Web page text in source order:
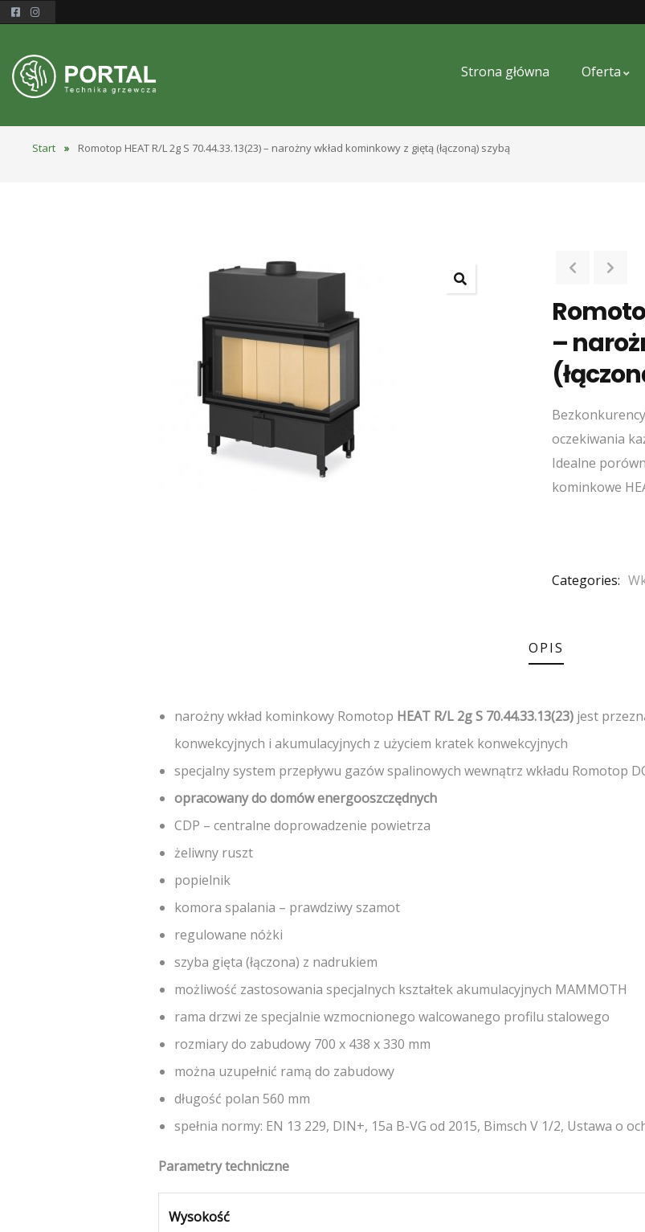
Strona główna Oferta
Start » Romotop HEAT R/L 2g S 70.44.33.13(23) – narożny wkład kominkowy z giętą (łączoną) szybą
–
oczekiwania
Idealne
kominkowe
Categories:
OPIS
narożny wkład kominkowy Romotop HEAT R/L 2g S 70.44.33.13(23) jest
konwekcyjnych i akumulacyjnych z użyciem kratek konwekcyjnych
specjalny system przepływu gazów spalinowych wewnątrz wkładu Romotop
opracowany do domów energooszczędnych
CDP – centralne doprowadzenie powietrza
żeliwny ruszt
popielnik
komora spalania – prawdziwy szamot
regulowane nóżki
szyba gięta (łączona) z nadrukiem
możliwość zastosowania specjalnych kształtek akumulacyjnych MAMMOTH
rama drzwi ze specjalnie wzmocnionego walcowanego profilu stalowego
rozmiary do zabudowy 700 x 438 x 330 mm
można uzupełnić ramą do zabudowy
długość polan 560 mm
spełnia normy: EN 13 229, DIN+, 15a B-VG od 2015, Bimsch V 1/2, Ustawa o
Parametry techniczne
Wysokość